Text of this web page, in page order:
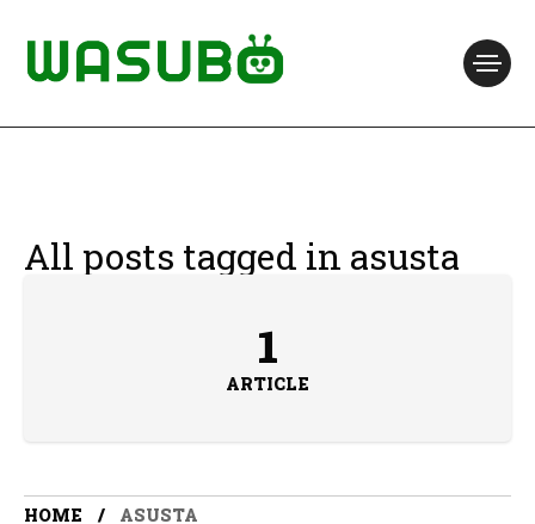
All posts tagged in asusta
1
ARTICLE
HOME ASUSTA